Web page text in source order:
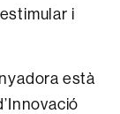
i
està